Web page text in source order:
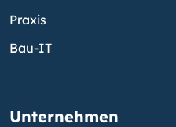
Praxis
Bau-IT
Unternehmen